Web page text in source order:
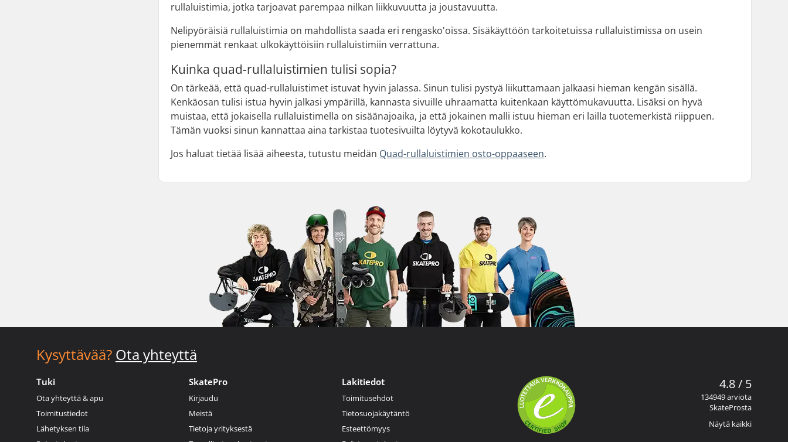
rullaluistimia, jotka tarjoavat parempaa nilkan liikkuvuutta ja joustavuutta.
Nelipyöräisiä rullaluistimia on mahdollista saada eri rengasko'oissa. Sisäkäyttöön tarkoitetuissa rullaluistimissa on usein
pienemmät renkaat ulkokäyttöisiin rullaluistimiin verrattuna.
Kuinka quad-rullaluistimien tulisi sopia?
On tärkeää, että quad-rullaluistimet istuvat hyvin jalassa. Sinun tulisi pystyä liikuttamaan jalkaasi hieman kengän sisällä.
Kenkäosan tulisi istua hyvin jalkasi ympärillä, kannasta sivuille uhraamatta kuitenkaan käyttömukavuutta. Lisäksi on hyvä
muistaa, että jokaisella rullaluistimella on sisäänajoaika, ja että jokainen malli istuu hieman eri lailla tuotemerkistä riippuen.
Tämän vuoksi sinun kannattaa aina tarkistaa tuotesivuilta löytyvä kokotaulukko.
Jos haluat tietää lisää aiheesta, tutustu meidän Quad-rullaluistimien osto-oppaaseen.
Kysyttävää? Ota yhteyttä
Tuki
Ota yhteyttä & apu
Toimitustiedot
Lähetyksen tila
SkatePro
Kirjaudu
Meistä
Tietoja yrityksestä
Lakitiedot
Toimitusehdot
Tietosuojakäytäntö
Esteettömyys
4.8 / 5
134949 arviota
SkateProsta
Näytä kaikki